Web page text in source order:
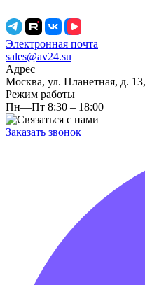
Электронная почта
sales@av24.su
Адрес
Москва, ул. Планетная, д.
Режим работы
Пн—Пт 8:30 – 18:00
Заказать звонок